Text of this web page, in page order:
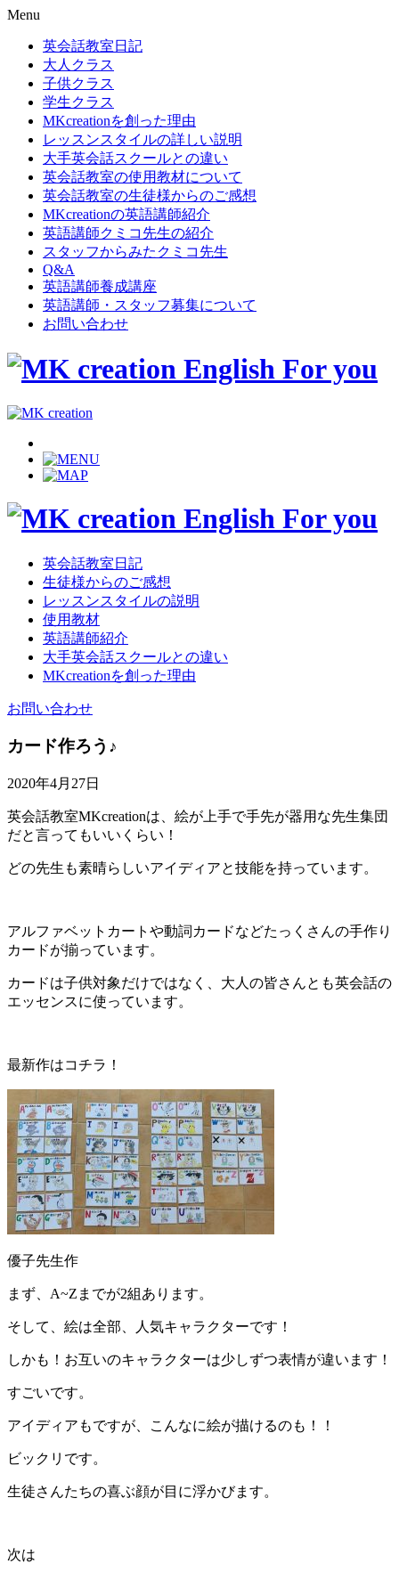
Menu
英会話教室日記
大人クラス
子供クラス
学生クラス
MKcreationを創った理由
レッスンスタイルの詳しい説明
大手英会話スクールとの違い
英会話教室の使用教材について
英会話教室の生徒様からのご感想
MKcreationの英語講師紹介
英語講師クミコ先生の紹介
スタッフからみたクミコ先生
Q&A
英語講師養成講座
英語講師・スタッフ募集について
お問い合わせ
英会話教室日記
生徒様からのご感想
レッスンスタイルの説明
使用教材
英語講師紹介
大手英会話スクールとの違い
MKcreationを創った理由
お問い合わせ
カード作ろう♪
2020年4月27日
英会話教室MKcreationは、絵が上手で手先が器用な先生集団
だと言ってもいいくらい！
どの先生も素晴らしいアイディアと技能を持っています。
アルファベットカートや動詞カードなどたっくさんの手作り
カードが揃っています。
カードは子供対象だけではなく、大人の皆さんとも英会話の
エッセンスに使っています。
最新作はコチラ！
優子先生作
まず、A~Zまでが2組あります。
そして、絵は全部、人気キャラクターです！
しかも！お互いのキャラクターは少しずつ表情が違います！
すごいです。
アイディアもですが、こんなに絵が描けるのも！！
ビックリです。
生徒さんたちの喜ぶ顔が目に浮かびます。
次は